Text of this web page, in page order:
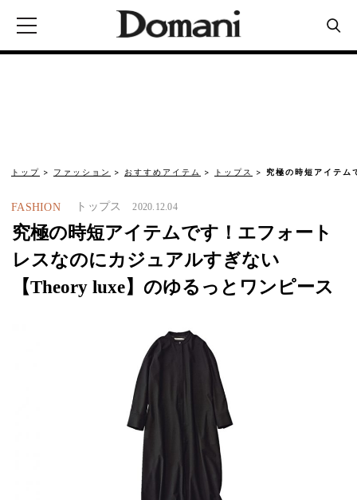
トップ ファッション おすすめアイテム トップス 究極の時短アイテム
FASHION トップス 2020.12.04
究極の時短アイテムです！エフォート
レスなのにカジュアルすぎない
【Theory luxe】のゆるっとワンピース